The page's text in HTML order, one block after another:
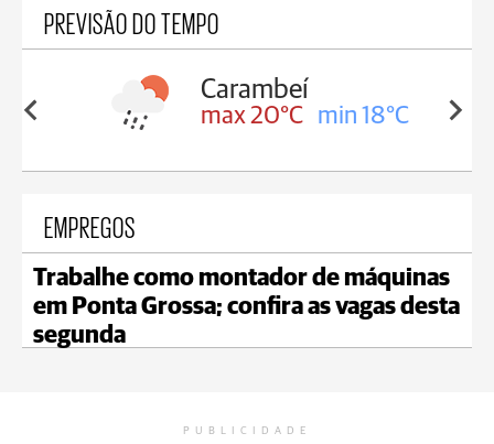
PREVISÃO DO TEMPO
18°C
Carambeí
max 20°C min 18°C
EMPREGOS
Trabalhe como montador de máquinas
em Ponta Grossa; confira as vagas desta
segunda
PUBLICIDADE